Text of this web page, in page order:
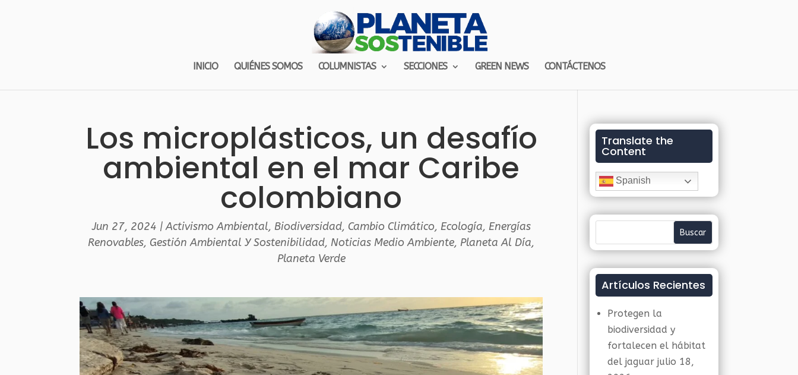
INICIO QUIÉNES SOMOS COLUMNISTAS SECCIONES GREEN NEWS CONTÁCTENOS
Los microplásticos, un desafío
ambiental en el mar Caribe
colombiano
Jun 27, 2024 |Activismo Ambiental, Biodiversidad, Cambio Climático, Ecología, Energías
Renovables, Gestión Ambiental Y Sostenibilidad,Noticias Medio Ambiente,Planeta Al Día,
Planeta Verde
Translate the
Content
Spanish
Artículos Recientes
Protegen la
biodiversidad y
fortalecen el hábitat
del jaguar julio 18,